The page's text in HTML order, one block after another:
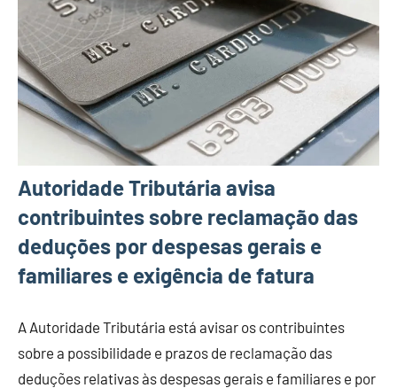
Autoridade Tributária avisa
contribuintes sobre reclamação das
deduções por despesas gerais e
familiares e exigência de fatura
A Autoridade Tributária está avisar os contribuintes
sobre a possibilidade e prazos de reclamação das
deduções relativas às despesas gerais e familiares e por